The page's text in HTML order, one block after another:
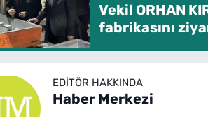
Vekil ORHAN
fabrikasını
EDITÖR HAKKINDA
Haber Merkezi